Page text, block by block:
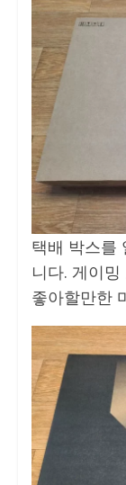
택배 박스를
니다. 게이
좋아할만한